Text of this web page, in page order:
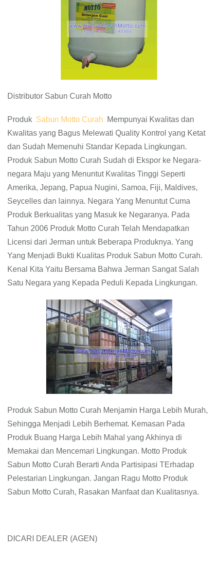
Distributor Sabun Curah Motto
Produk Sabun Motto Curah
Mempunyai Kwalitas dan
Kwalitas yang Bagus Melewati Quality Kontrol yang Ketat
dan Sudah Memenuhi Standar Kepada Lingkungan.
Produk Sabun Motto Curah Sudah di Ekspor ke Negara-
negara Maju yang Menuntut Kwalitas Tinggi Seperti
Amerika, Jepang, Papua Nugini, Samoa, Fiji, Maldives,
Seycelles dan lainnya. Negara Yang Menuntut Cuma
Produk Berkualitas yang Masuk ke Negaranya. Pada
Tahun 2006 Produk Motto Curah Telah Mendapatkan
Licensi dari Jerman untuk Beberapa Produknya. Yang
Yang Menjadi Bukti Kualitas Produk Sabun Motto Curah.
Kenal Kita Yaitu Bersama Bahwa Jerman Sangat Salah
Satu Negara yang Kepada Peduli Kepada Lingkungan.
Produk Sabun Motto Curah Menjamin Harga Lebih Murah,
Sehingga Menjadi Lebih Berhemat. Kemasan Pada
Produk Buang Harga Lebih Mahal yang Akhinya di
Memakai dan Mencemari Lingkungan. Motto Produk
Sabun Motto Curah Berarti Anda Partisipasi TErhadap
Pelestarian Lingkungan. Jangan Ragu Motto Produk
Sabun Motto Curah, Rasakan Manfaat dan Kualitasnya.
DICARI DEALER (AGEN)